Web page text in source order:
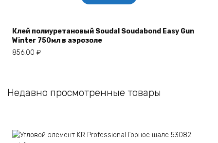
Клей полиуретановый Soudal Soudabond Easy Gun
Winter 750мл в аэрозоле
856,00 ₽
Недавно просмотренные товары